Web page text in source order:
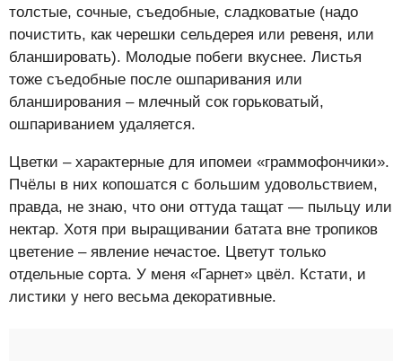
толстые, сочные, съедобные, сладковатые (надо
почистить, как черешки сельдерея или ревеня, или
бланшировать). Молодые побеги вкуснее. Листья
тоже съедобные после ошпаривания или
бланширования – млечный сок горьковатый,
ошпариванием удаляется.
Цветки – характерные для ипомеи «граммофончики».
Пчёлы в них копошатся с большим удовольствием,
правда, не знаю, что они оттуда тащат — пыльцу или
нектар. Хотя при выращивании батата вне тропиков
цветение – явление нечастое. Цветут только
отдельные сорта. У меня «Гарнет» цвёл. Кстати, и
листики у него весьма декоративные.